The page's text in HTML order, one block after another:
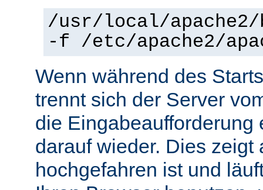
/usr/local/
-f /etc/apache2/
Wenn während des
trennt sich der Server
die Eingabeaufforderung
darauf wieder. Dies zeigt
hochgefahren ist und